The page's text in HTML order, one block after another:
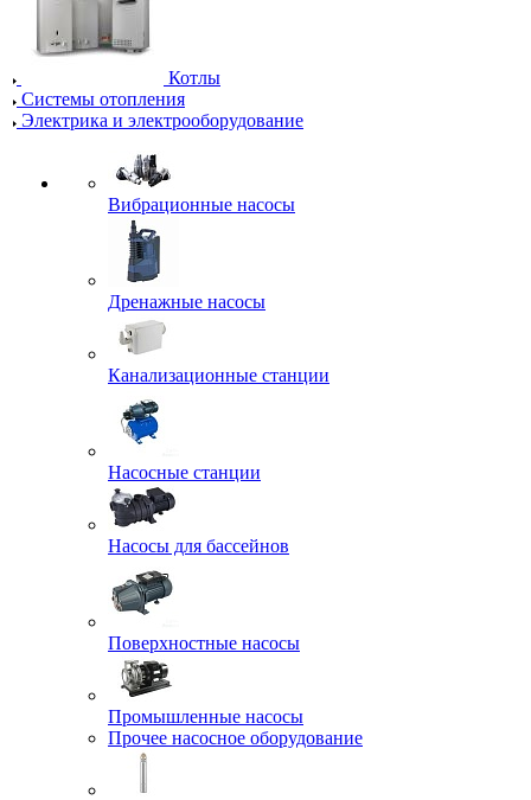
Котлы
Системы отопления
Электрика и электрооборудование
Вибрационные насосы
Дренажные насосы
Канализационные станции
Насосные станции
Насосы для бассейнов
Поверхностные насосы
Промышленные насосы
Прочее насосное оборудование